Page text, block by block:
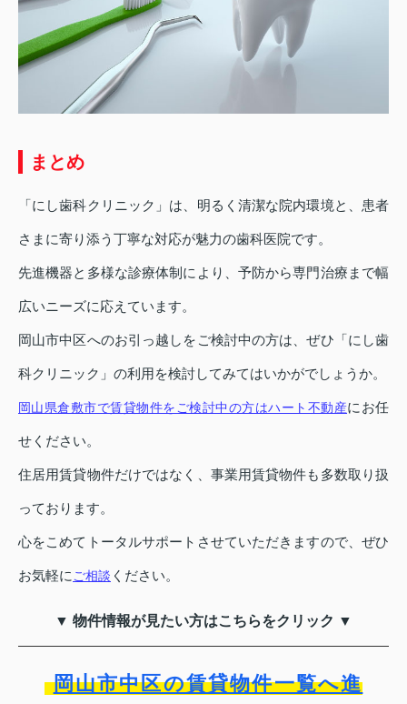
まとめ
「にし歯科クリニック」は、明るく清潔な院内環境と、患者
さまに寄り添う丁寧な対応が魅力の歯科医院です。
先進機器と多様な診療体制により、予防から専門治療まで幅
広いニーズに応えています。
岡山市中区へのお引っ越しをご検討中の方は、ぜひ「にし歯
科クリニック」の利用を検討してみてはいかがでしょうか。
岡山県倉敷市で賃貸物件をご検討中の方はハート不動産にお任
せください。
住居用賃貸物件だけではなく、事業用賃貸物件も多数取り扱
っております。
心をこめてトータルサポートさせていただきますので、ぜひ
お気軽にご相談 ください。
▼ 物件情報が見たい方はこちらをクリック ▼
岡山市中区の賃貸物件一覧へ進